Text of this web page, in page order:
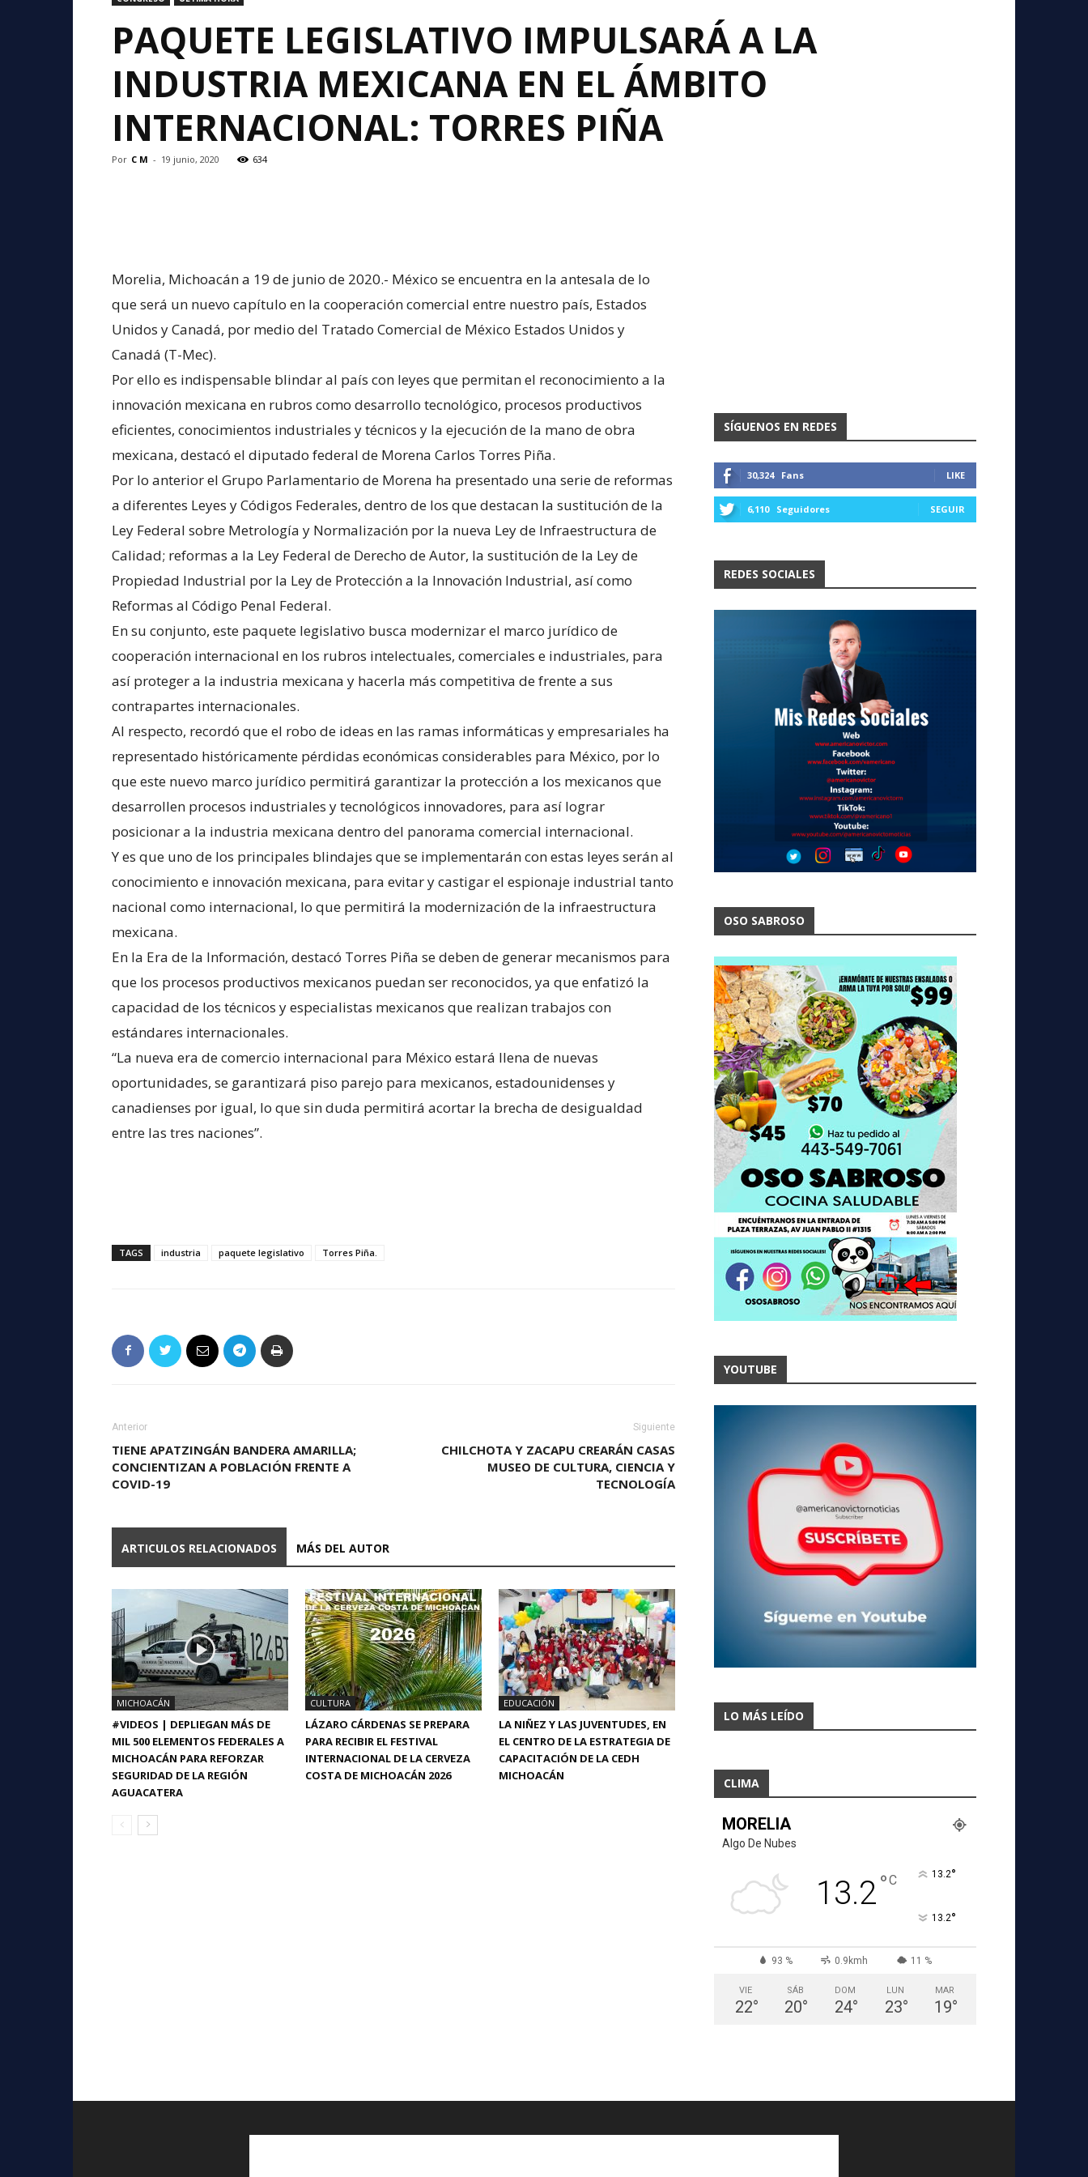
PAQUETE LEGISLATIVO IMPULSARÁ A LA
INDUSTRIA MEXICANA EN EL ÁMBITO
INTERNACIONAL: TORRES PIÑA
Por C M - 19 junio, 2020 634
Morelia, Michoacán a 19 de junio de 2020.- México se encuentra en la antesala de lo
que será un nuevo capítulo en la cooperación comercial entre nuestro país, Estados
Unidos y Canadá, por medio del Tratado Comercial de México Estados Unidos y
Canadá (T-Mec).
Por ello es indispensable blindar al país con leyes que permitan el reconocimiento a la
innovación mexicana en rubros como desarrollo tecnológico, procesos productivos
eficientes, conocimientos industriales y técnicos y la ejecución de la mano de obra
mexicana, destacó el diputado federal de Morena Carlos Torres Piña.
Por lo anterior el Grupo Parlamentario de Morena ha presentado una serie de reformas
a diferentes Leyes y Códigos Federales, dentro de los que destacan la sustitución de la
Ley Federal sobre Metrología y Normalización por la nueva Ley de Infraestructura de
Calidad; reformas a la Ley Federal de Derecho de Autor, la sustitución de la Ley de
Propiedad Industrial por la Ley de Protección a la Innovación Industrial, así como
Reformas al Código Penal Federal.
En su conjunto, este paquete legislativo busca modernizar el marco jurídico de
cooperación internacional en los rubros intelectuales, comerciales e industriales, para
así proteger a la industria mexicana y hacerla más competitiva de frente a sus
contrapartes internacionales.
Al respecto, recordó que el robo de ideas en las ramas informáticas y empresariales ha
representado históricamente pérdidas económicas considerables para México, por lo
que este nuevo marco jurídico permitirá garantizar la protección a los mexicanos que
desarrollen procesos industriales y tecnológicos innovadores, para así lograr
posicionar a la industria mexicana dentro del panorama comercial internacional.
Y es que uno de los principales blindajes que se implementarán con estas leyes serán al
conocimiento e innovación mexicana, para evitar y castigar el espionaje industrial tanto
nacional como internacional, lo que permitirá la modernización de la infraestructura
mexicana.
En la Era de la Información, destacó Torres Piña se deben de generar mecanismos para
que los procesos productivos mexicanos puedan ser reconocidos, ya que enfatizó la
capacidad de los técnicos y especialistas mexicanos que realizan trabajos con
estándares internacionales.
“La nueva era de comercio internacional para México estará llena de nuevas
oportunidades, se garantizará piso parejo para mexicanos, estadounidenses y
canadienses por igual, lo que sin duda permitirá acortar la brecha de desigualdad
entre las tres naciones”.
TAGS industria paquete legislativo Torres Piña.
Anterior
TIENE APATZINGÁN BANDERA AMARILLA;
CONCIENTIZAN A POBLACIÓN FRENTE A
COVID-19
Siguiente
CHILCHOTA Y ZACAPU CREARÁN CASAS
MUSEO DE CULTURA, CIENCIA Y
TECNOLOGÍA
ARTICULOS RELACIONADOS MÁS DEL AUTOR
MICHOACÁN
#VIDEOS | DEPLIEGAN MÁS DE
MIL 500 ELEMENTOS FEDERALES A
MICHOACÁN PARA REFORZAR
SEGURIDAD DE LA REGIÓN
AGUACATERA
CULTURA
LÁZARO CÁRDENAS SE PREPARA
PARA RECIBIR EL FESTIVAL
INTERNACIONAL DE LA CERVEZA
COSTA DE MICHOACÁN 2026
EDUCACIÓN
LA NIÑEZ Y LAS JUVENTUDES, EN
EL CENTRO DE LA ESTRATEGIA DE
CAPACITACIÓN DE LA CEDH
MICHOACÁN
SÍGUENOS EN REDES
30,324 Fans LIKE
6,110 Seguidores SEGUIR
REDES SOCIALES
OSO SABROSO
YOUTUBE
LO MÁS LEÍDO
CLIMA
MORELIA
Algo De Nubes
13.2°C 13.2°
13.2°
93 % 0.9kmh 11 %
VIE
22°
SÁB
20°
DOM
24°
LUN
23°
MAR
19°